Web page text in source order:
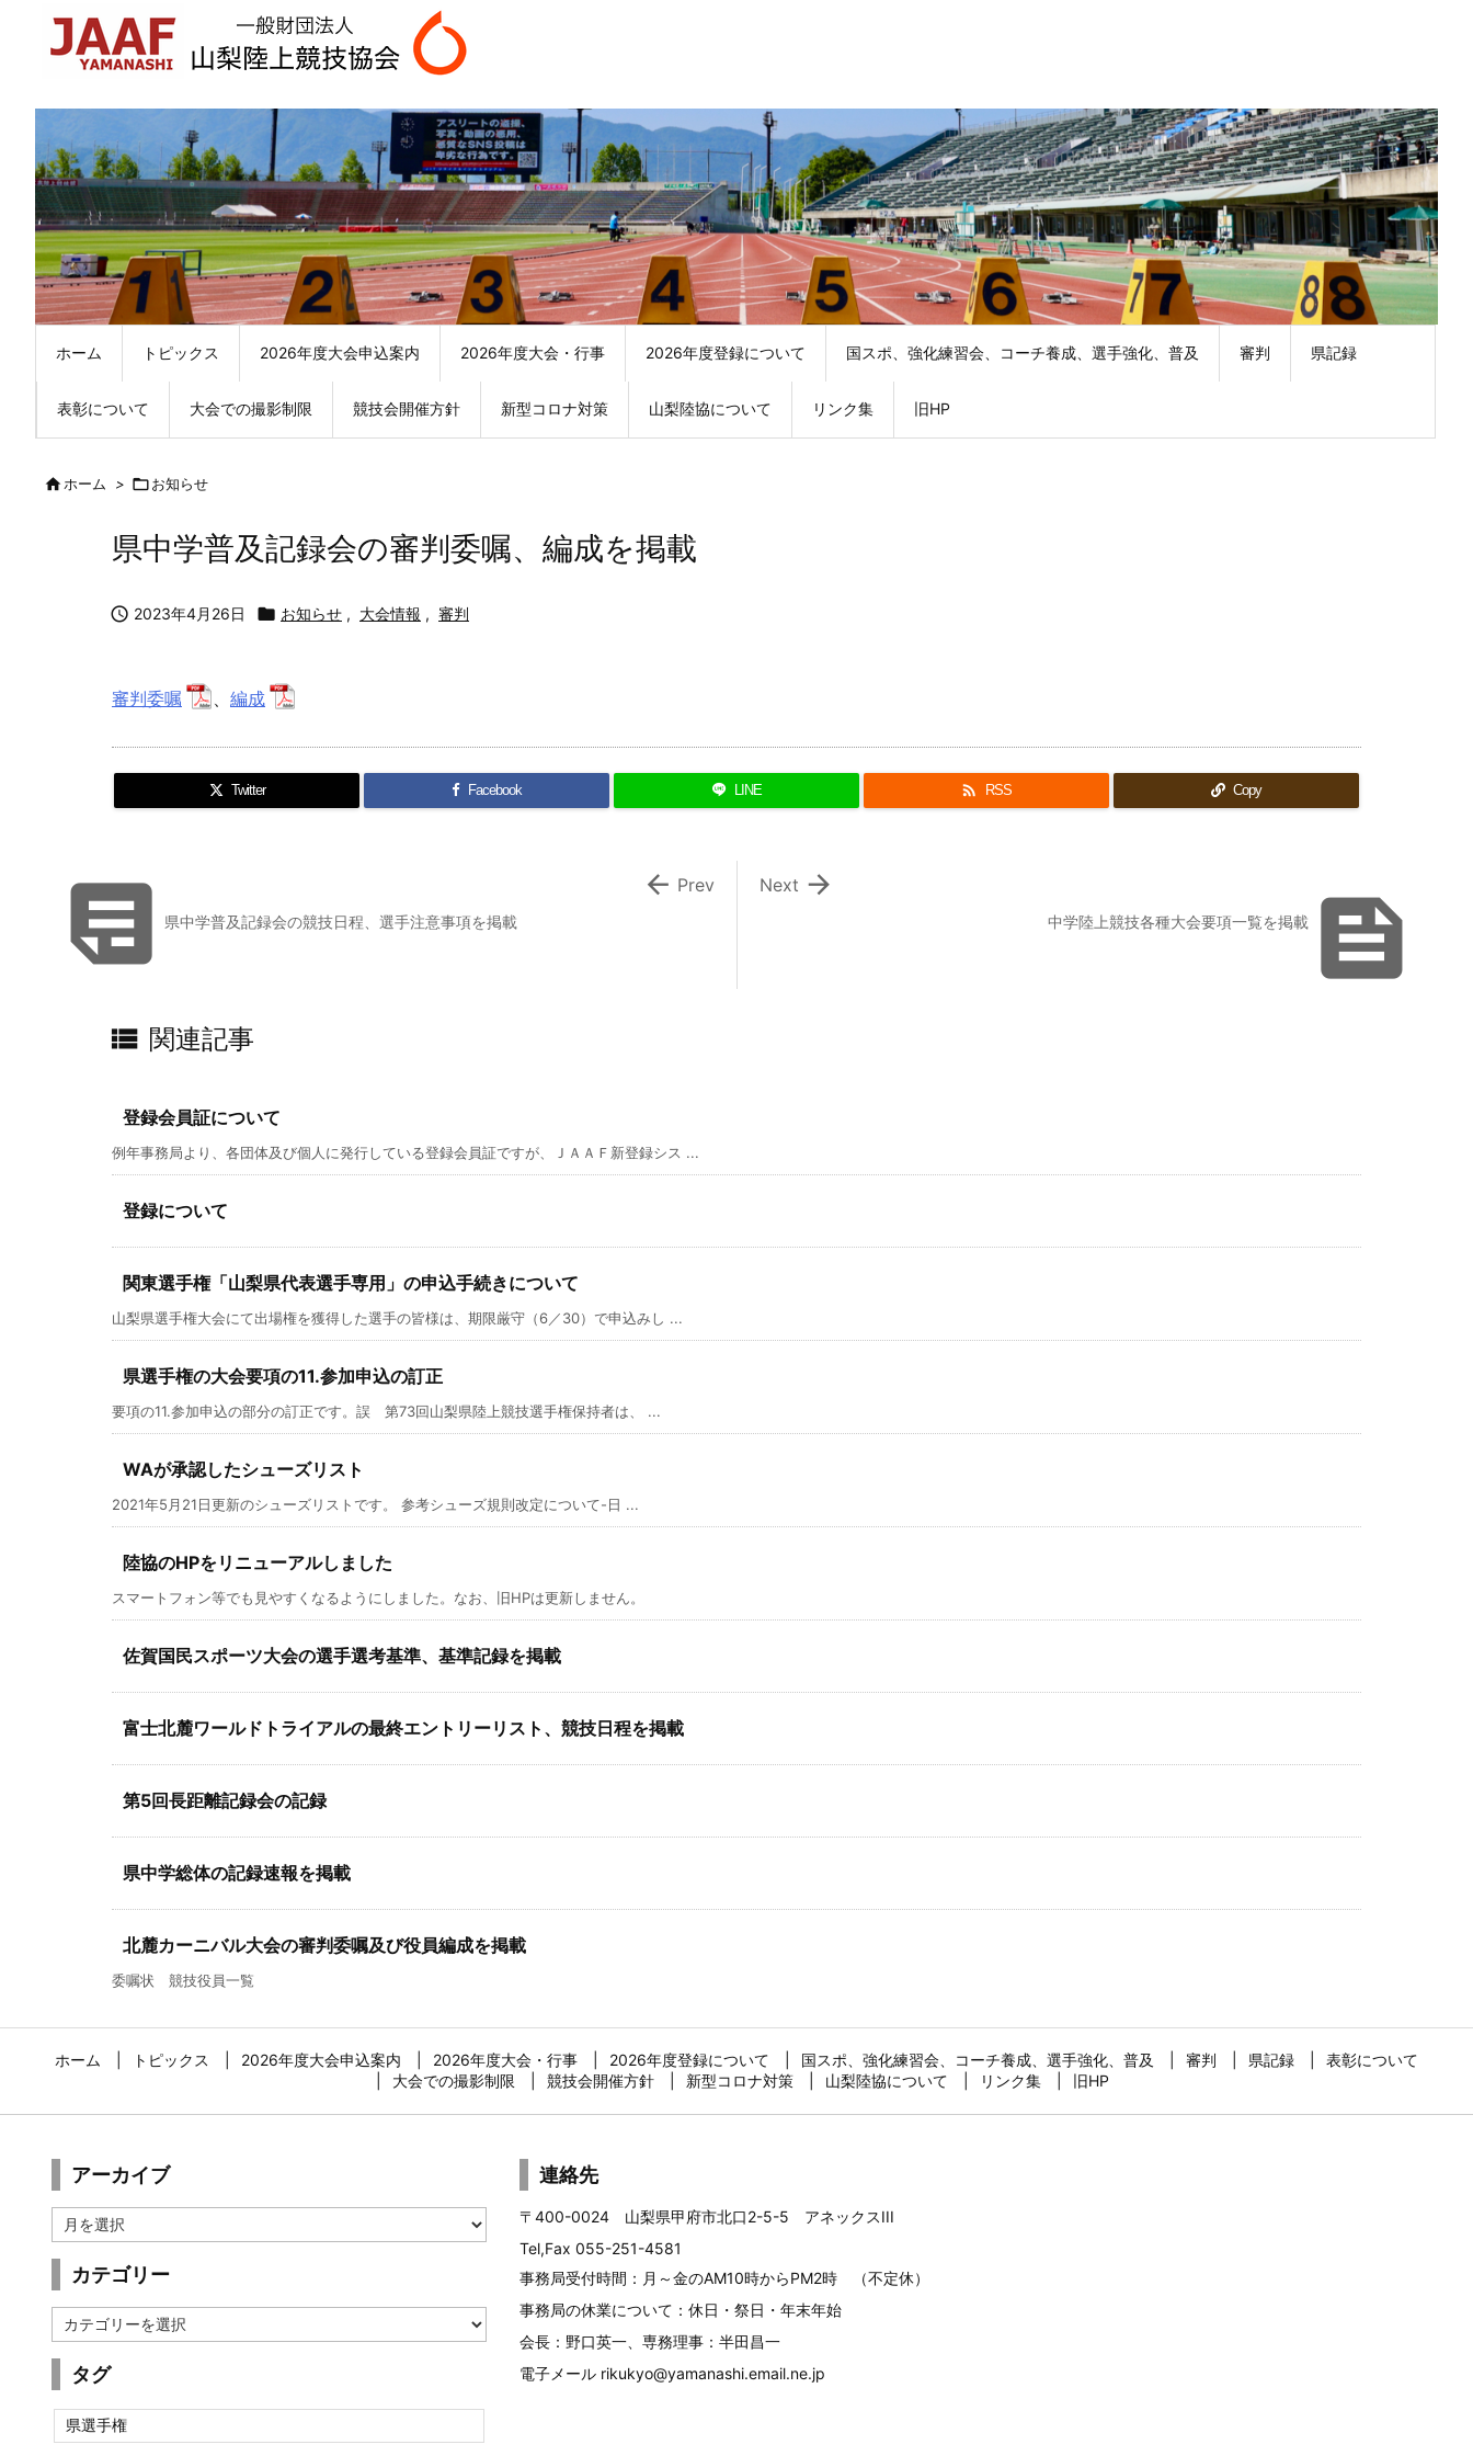
ホーム トピックス 2026年度大会申込案内 2026年度大会・行事 2026年度登録について 国スポ、強化練習会、コーチ養成、選手強化、普及 審判 県記録
表彰について 大会での撮影制限 競技会開催方針 新型コロナ対策 山梨陸協について リンク集 旧HP
ホーム > お知らせ
県中学普及記録会の審判委嘱、編成を掲載
 2023年4月26日  お知らせ , 大会情報 , 審判
審判委嘱 編成
Twitter Facebook LINE  RSS Copy

中学陸上競技各種大会要項一覧を掲載

Next
県中学普及記録会の競技日程、選手注意事項を掲載
 Prev
 関連記事
登録会員証について
例年事務局より、各団体及び個人に発行している登録会員証ですが、ＪＡＡＦ新登録シス ...
登録について
関東選手権「山梨県代表選手専用」の申込手続きについて
山梨県選手権大会にて出場権を獲得した選手の皆様は、期限厳守（6／30）で申込みし ...
県選手権の大会要項の11.参加申込の訂正
要項の11.参加申込の部分の訂正です。誤 第73回山梨県陸上競技選手権保持者は、 ...
WAが承認したシューズリスト
2021年5月21日更新のシューズリストです。 参考シューズ規則改定について-日 ...
陸協のHPをリニューアルしました
スマートフォン等でも見やすくなるようにしました。なお、旧HPは更新しません。
佐賀国民スポーツ大会の選手選考基準、基準記録を掲載
富士北麓ワールドトライアルの最終エントリーリスト、競技日程を掲載
第5回長距離記録会の記録
県中学総体の記録速報を掲載
北麓カーニバル大会の審判委嘱及び役員編成を掲載
委嘱状 競技役員一覧
ホーム トピックス 2026年度大会申込案内 2026年度大会・行事 2026年度登録について 国スポ、強化練習会、コーチ養成、選手強化、普及 審判 県記録
表彰について
大会での撮影制限
競技会開催方針 新型コロナ対策 山梨陸協について リンク集 旧HP
アーカイブ
ー
カ
カテゴリー
テ
ゴ
タグ
県選手権
連絡先
〒400-0024 山梨県甲府市北口2-5-5 アネックスIII
Tel,Fax 055-251-4581
事務局受付時間：月～金のAM10時からPM2時 （不定休）
事務局の休業について：休日・祭日・年末年始
会長：野口英一、専務理事：半田昌一
電子メール rikukyo@yamanashi.email.ne.jp